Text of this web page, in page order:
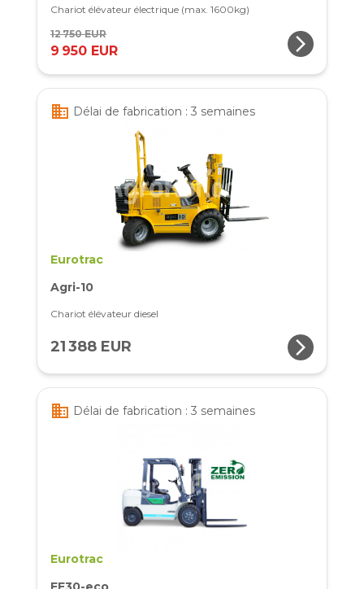
Chariot élévateur électrique (max. 1600kg)
12 750 EUR
9 950 EUR arrow_forward_ios
business Délai de fabrication : 3 semaines
Eurotrac
Agri-10
Chariot élévateur diesel
21 388 EUR arrow_forward_ios
business Délai de fabrication : 3 semaines
Eurotrac